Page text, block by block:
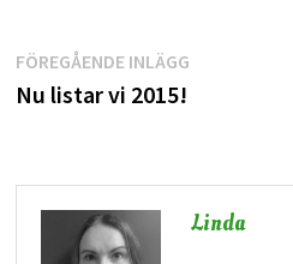
Inläggsnavigering
FÖREGÅENDE INLÄGGFöregående
Nu listar vi 2015!
Linda